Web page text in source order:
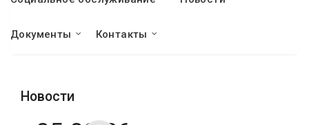
Документы Контакты
Новости